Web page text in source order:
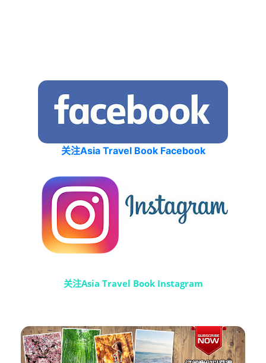
关注Asia Travel Book Facebook
关注Asia Travel Book Instagram